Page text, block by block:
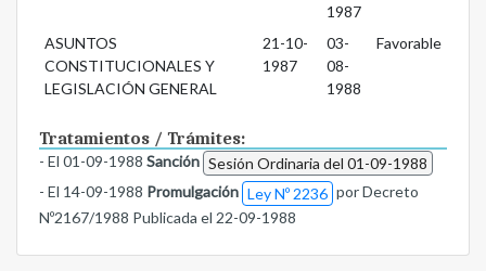
1987
ASUNTOS
CONSTITUCIONALES Y
LEGISLACIÓN GENERAL
21-10-
1987
03-
08-
1988
Favorable
Tratamientos / Trámites:
- El 01-09-1988 Sanción Sesión Ordinaria del 01-09-1988
- El 14-09-1988 Promulgación Ley Nº 2236 por Decreto
Nº2167/1988 Publicada el 22-09-1988